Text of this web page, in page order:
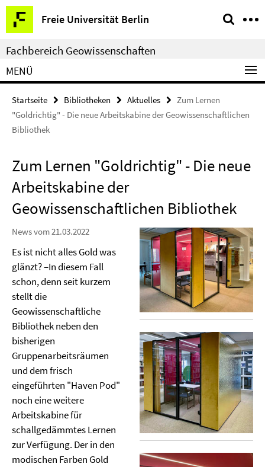
Springe
direkt
zu
Inhalt
Freie Universität Berlin
Service-
Navigation
Fachbereich Geowissenschaften
MENÜ
Startseite Bibliotheken Aktuelles
Zum Lernen
"Goldrichtig" - Die neue Arbeitskabine der Geowissenschaftlichen
Bibliothek
Zum Lernen "Goldrichtig" - Die neue
Arbeitskabine der
Geowissenschaftlichen Bibliothek
News vom 21.03.2022
Es ist nicht alles Gold was
glänzt? –In diesem Fall
schon, denn seit kurzem
stellt die
Geowissenschaftliche
Bibliothek neben den
bisherigen
Gruppenarbeitsräumen
und dem frisch
eingeführten "Haven Pod"
noch eine weitere
Arbeitskabine für
schallgedämmtes Lernen
zur Verfügung. Der in den
modischen Farben Gold